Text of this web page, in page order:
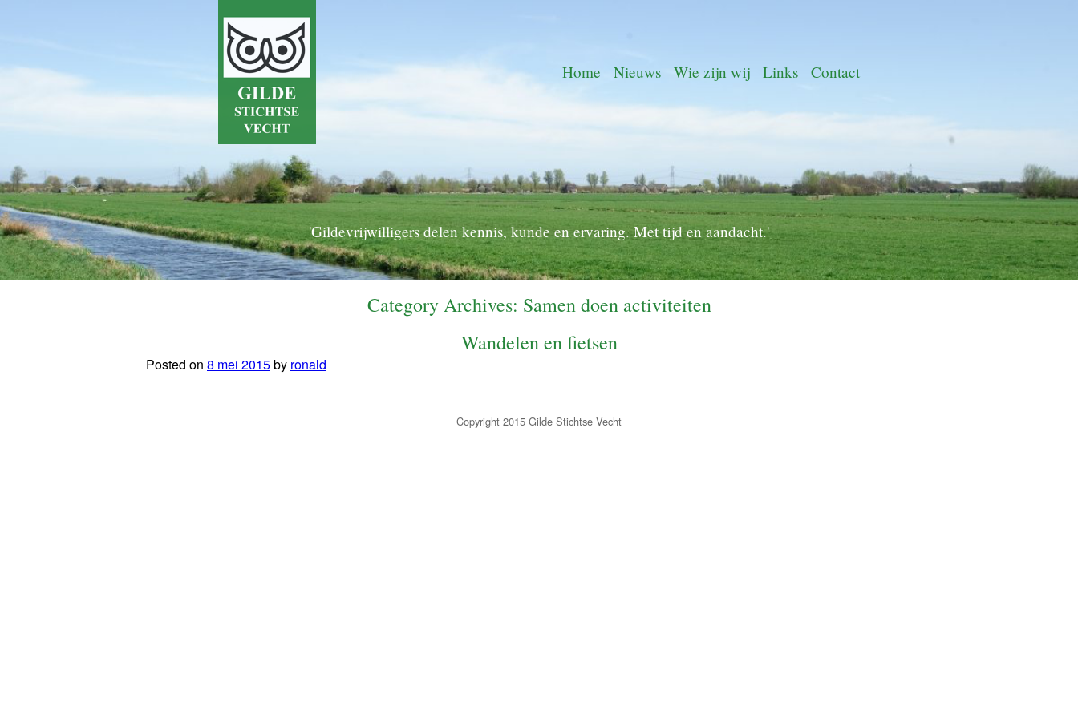
Home Nieuws Wie zijn wij Links Contact
'Gildevrijwilligers delen kennis, kunde en ervaring. Met tijd en aandacht.'
Category Archives: Samen doen activiteiten
Wandelen en fietsen
Posted on 8 mei 2015by ronald
Copyright 2015 Gilde Stichtse Vecht